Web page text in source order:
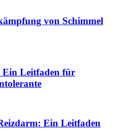
von Schimmel
Ein Leitfaden für
Ein Leitfaden